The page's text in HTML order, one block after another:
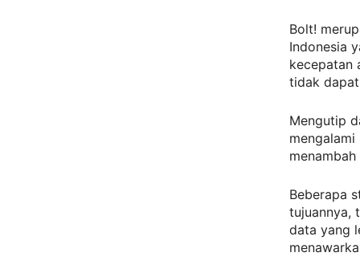
Bolt!
Indonesia
kecepatan
tidak
Mengutip
Beberapa
tujuannya,
data yang